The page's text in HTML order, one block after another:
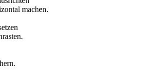
machen.